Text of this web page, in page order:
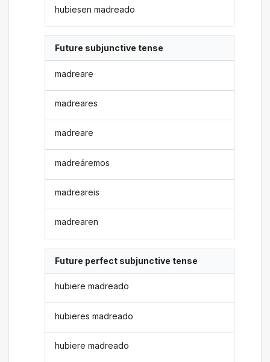
hubiesen madreado
Future subjunctive tense
madreare
madreares
madreare
madreáremos
madreareis
madrearen
Future perfect subjunctive tense
hubiere madreado
hubieres madreado
hubiere madreado